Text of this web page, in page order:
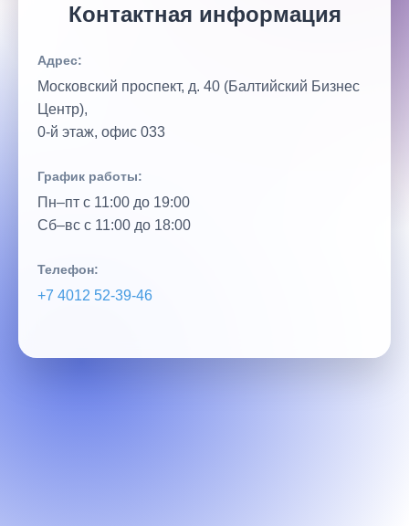
Контактная информация
Адрес:
Московский проспект, д. 40 (Балтийский Бизнес
Центр),
0‑й этаж, офис 033
График работы:
Пн–пт с 11:00 до 19:00
Сб–вс с 11:00 до 18:00
Телефон:
+7 4012 52‑39‑46